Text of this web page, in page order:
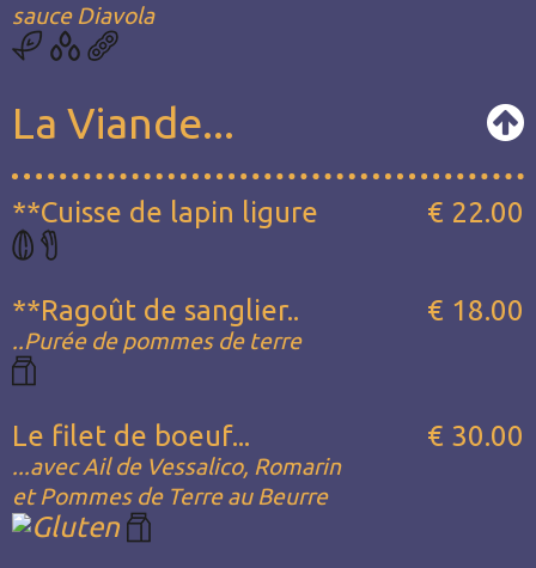
sauce Diavola
La Viande...
**Cuisse de lapin ligure € 22.00
**Ragoût de sanglier..
..Purée de pommes de terre
€ 18.00
Le filet de boeuf...
...avec Ail de Vessalico, Romarin
et Pommes de Terre au Beurre
€ 30.00